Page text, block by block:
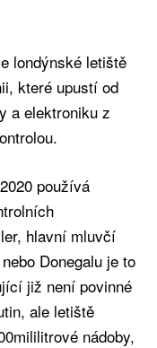
londýnské letiště
které upustí od
a elektroniku z
používá
hlavní mluvčí
Donegalu je to
již není povinné
ale letiště
nádoby,